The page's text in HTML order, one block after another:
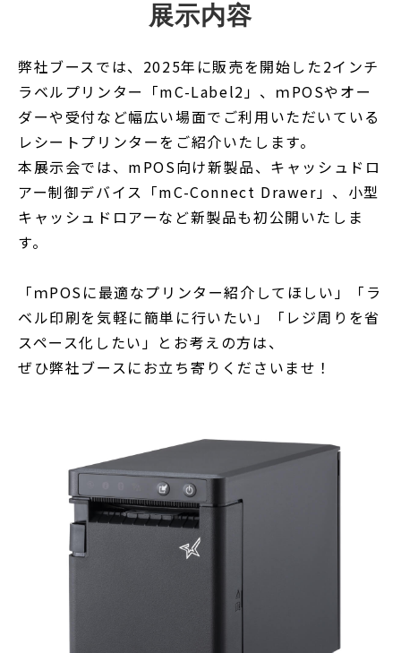
展示内容
弊社ブースでは、2025年に販売を開始した2インチ
ラベルプリンター「mC-Label2」、ｍPOSやオー
ダーや受付など幅広い場面でご利用いただいている
レシートプリンターをご紹介いたします。
本展示会では、mPOS向け新製品、キャッシュドロ
アー制御デバイス「mC-Connect Drawer」、小型
キャッシュドロアーなど新製品も初公開いたしま
す。
「ｍPOSに最適なプリンター紹介してほしい」「ラ
ベル印刷を気軽に簡単に行いたい」「レジ周りを省
スペース化したい」とお考えの方は、
ぜひ弊社ブースにお立ち寄りくださいませ！